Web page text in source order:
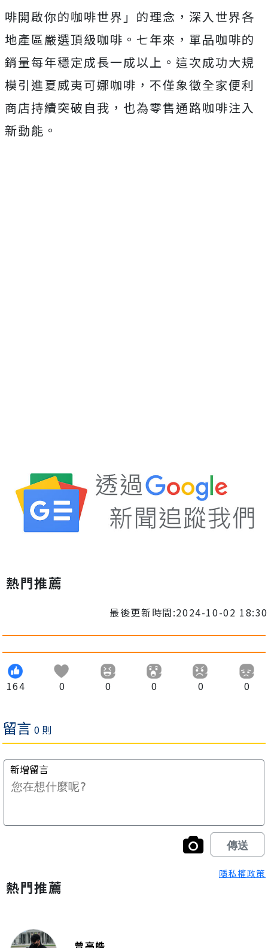
啡開啟你的咖啡世界」的理念，深入世界各
地產區嚴選頂級咖啡。七年來，單品咖啡的
銷量每年穩定成長一成以上。這次成功大規
模引進夏威夷可娜咖啡，不僅象徵全家便利
商店持續突破自我，也為零售通路咖啡注入
新動能。
熱門推薦
最後更新時間:2024-10-02 18:30
164 0 0 0 0 0
隱私權政策
熱門推薦